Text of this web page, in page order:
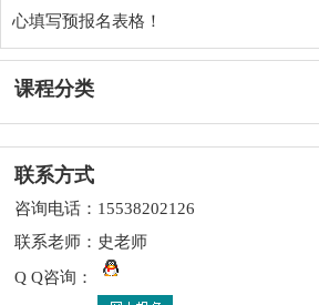
心填写预报名表格！
课程分类
联系方式
咨询电话：15538202126
联系老师：史老师
Q Q咨询：